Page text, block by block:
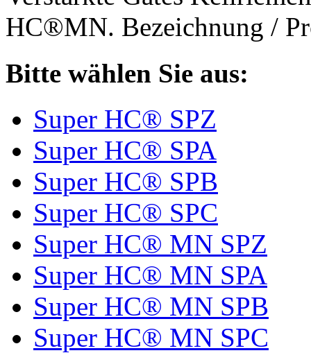
HC®MN. Bezeichnung /
Bitte wählen Sie aus:
Super HC® SPZ
Super HC® SPA
Super HC® SPB
Super HC® SPC
Super HC® MN SPZ
Super HC® MN SPA
Super HC® MN SPB
Super HC® MN SPC